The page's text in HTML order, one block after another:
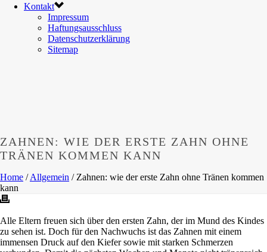
Kontakt
Impressum
Haftungsausschluss
Datenschutzerklärung
Sitemap
ZAHNEN: WIE DER ERSTE ZAHN OHNE
TRÄNEN KOMMEN KANN
Home /Allgemein / Zahnen: wie der erste Zahn ohne Tränen kommen
kann
Alle Eltern freuen sich über den ersten Zahn, der im Mund des Kindes
zu sehen ist. Doch für den Nachwuchs ist das Zahnen mit einem
immensen Druck auf den Kiefer sowie mit starken Schmerzen